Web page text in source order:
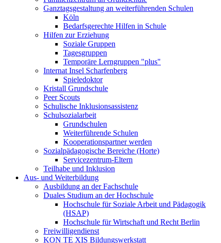
Ganztagsgestaltung an weiterführenden Schulen
Köln
Bedarfsgerechte Hilfen in Schule
Hilfen zur Erziehung
Soziale Gruppen
Tagesgruppen
Temporäre Lerngruppen "plus"
Internat Insel Scharfenberg
Spieledoktor
Kristall Grundschule
Peer Scouts
Schulische Inklusionsassistenz
Schulsozialarbeit
Grundschulen
Weiterführende Schulen
Kooperationspartner werden
Sozialpädagogische Bereiche (Horte)
Servicezentrum-Eltern
Teilhabe und Inklusion
Aus- und Weiterbildung
Ausbildung an der Fachschule
Duales Studium an der Hochschule
Hochschule für Soziale Arbeit und Pädagogik
(HSAP)
Hochschule für Wirtschaft und Recht Berlin
Freiwilligendienst
KON TE XIS Bildungswerkstatt